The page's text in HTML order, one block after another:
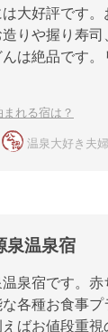
大好評です
りや握り寿
は絶品です
れる宿は？
温泉大好き夫
泉温泉宿
泉宿です。
各種お食事プ
ばお値段重